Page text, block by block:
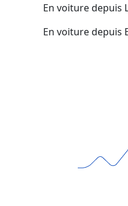
En voiture depuis
En voiture depuis